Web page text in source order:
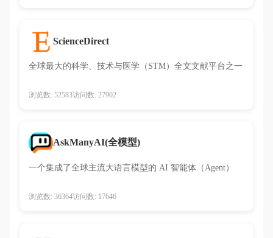
ScienceDirect
全球最大的科学、技术与医学（STM）全文文献平台之一
浏览数: 52583访问数: 27902
AskManyAI(全模型)
一个集成了全球主流大语言模型的 AI 智能体（Agent）
浏览数: 36364访问数: 17646